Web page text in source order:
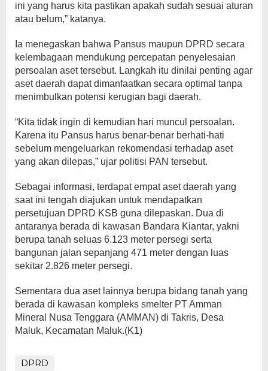
ini yang harus kita pastikan apakah sudah sesuai aturan
atau belum,” katanya.
Ia menegaskan bahwa Pansus maupun DPRD secara
kelembagaan mendukung percepatan penyelesaian
persoalan aset tersebut. Langkah itu dinilai penting agar
aset daerah dapat dimanfaatkan secara optimal tanpa
menimbulkan potensi kerugian bagi daerah.
“Kita tidak ingin di kemudian hari muncul persoalan.
Karena itu Pansus harus benar-benar berhati-hati
sebelum mengeluarkan rekomendasi terhadap aset
yang akan dilepas,” ujar politisi PAN tersebut.
Sebagai informasi, terdapat empat aset daerah yang
saat ini tengah diajukan untuk mendapatkan
persetujuan DPRD KSB guna dilepaskan. Dua di
antaranya berada di kawasan Bandara Kiantar, yakni
berupa tanah seluas 6.123 meter persegi serta
bangunan jalan sepanjang 471 meter dengan luas
sekitar 2.826 meter persegi.
Sementara dua aset lainnya berupa bidang tanah yang
berada di kawasan kompleks smelter PT Amman
Mineral Nusa Tenggara (AMMAN) di Takris, Desa
Maluk, Kecamatan Maluk.(K1)
DPRD